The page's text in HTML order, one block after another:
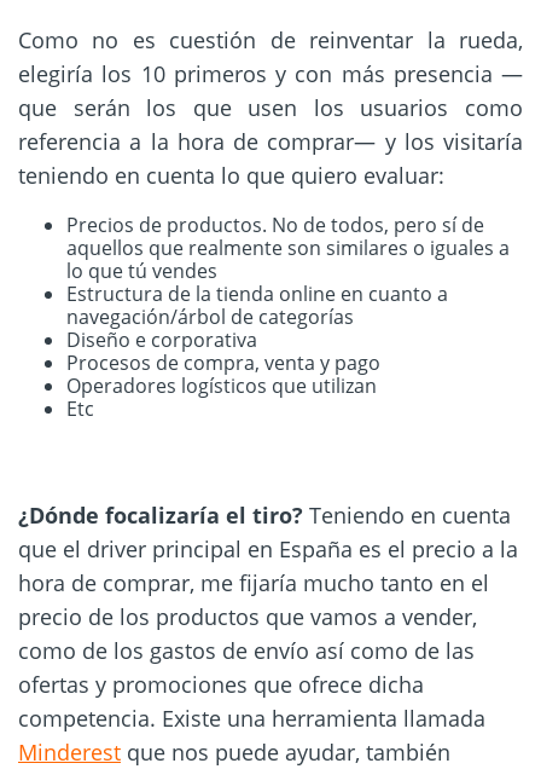
Como no es cuestión de reinventar la rueda,
elegiría los 10 primeros y con más presencia —
que serán los que usen los usuarios como
referencia a la hora de comprar— y los visitaría
teniendo en cuenta lo que quiero evaluar:
Precios de productos. No de todos, pero sí de
aquellos que realmente son similares o iguales a
lo que tú vendes
Estructura de la tienda online en cuanto a
navegación/árbol de categorías
Diseño e corporativa
Procesos de compra, venta y pago
Operadores logísticos que utilizan
Etc
¿Dónde focalizaría el tiro? Teniendo en cuenta
que el driver principal en España es el precio a la
hora de comprar, me fijaría mucho tanto en el
precio de los productos que vamos a vender,
como de los gastos de envío así como de las
ofertas y promociones que ofrece dicha
competencia. Existe una herramienta llamada
Minderest que nos puede ayudar, también